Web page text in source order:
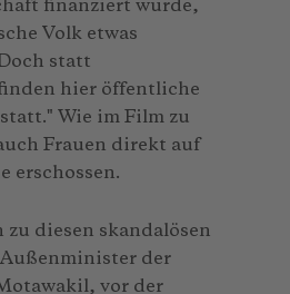
finanziert wurde,
Volk etwas
statt
hier öffentliche
Wie im Film zu
Frauen direkt auf
erschossen.
zu diesen skandalösen
der
vor der